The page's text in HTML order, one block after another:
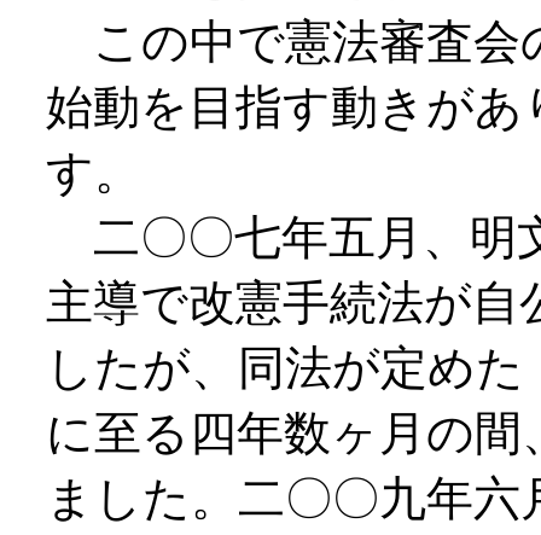
この中で憲法審査会
始動を目指す動きが
す。
二〇〇七年五月、明
主導で改憲手続法が
したが、同法が定め
に至る四年数ヶ月の
ました。二〇〇九年